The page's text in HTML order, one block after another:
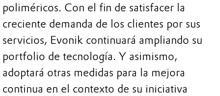
poliméricos. Con el fin de satisfacer la
creciente demanda de los clientes por sus
servicios, Evonik continuará ampliando su
portfolio de tecnología. Y asimismo,
adoptará otras medidas para la mejora
continua en el contexto de su iniciativa